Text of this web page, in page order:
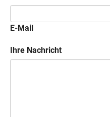
E-Mail
Ihre Nachricht